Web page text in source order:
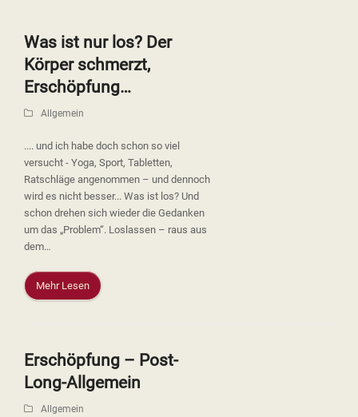
Was ist nur los? Der
Körper schmerzt,
Erschöpfung…
Allgemein
.... und ich habe doch schon so viel
versucht - Yoga, Sport, Tabletten,
Ratschläge angenommen – und dennoch
wird es nicht besser... Was ist los? Und
schon drehen sich wieder die Gedanken
um das „Problem“. Loslassen – raus aus
dem…
Mehr Lesen
Erschöpfung – Post-
Long-Allgemein
Allgemein